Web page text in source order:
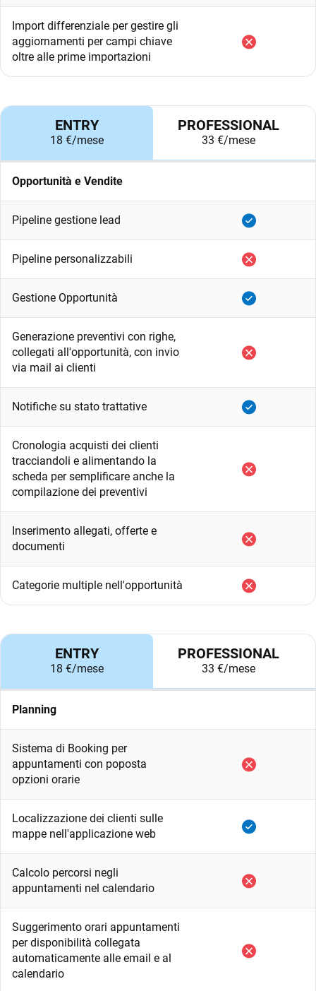
Import differenziale per gestire gli
aggiornamenti per campi chiave
oltre alle prime importazioni
ENTRY
18 €/mese
PROFESSIONAL
33 €/mese
Opportunità e Vendite
Pipeline gestione lead
Pipeline personalizzabili
Gestione Opportunità
Generazione preventivi con righe,
collegati all'opportunità, con invio
via mail ai clienti
Notifiche su stato trattative
Cronologia acquisti dei clienti
tracciandoli e alimentando la
scheda per semplificare anche la
compilazione dei preventivi
Inserimento allegati, offerte e
documenti
Categorie multiple nell'opportunità
ENTRY
18 €/mese
PROFESSIONAL
33 €/mese
Planning
Sistema di Booking per
appuntamenti con poposta
opzioni orarie
Localizzazione dei clienti sulle
mappe nell'applicazione web
Calcolo percorsi negli
appuntamenti nel calendario
Suggerimento orari appuntamenti
per disponibilità collegata
automaticamente alle email e al
calendario